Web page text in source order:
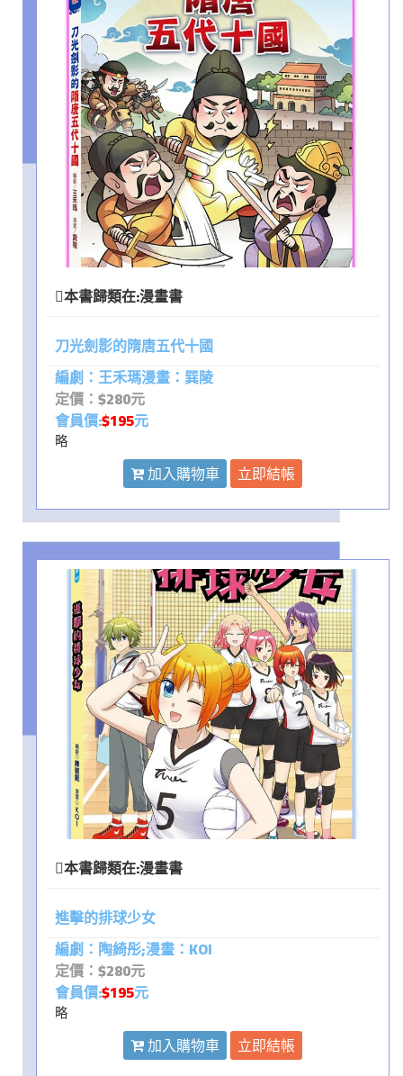
本書歸類在:漫畫書
刀光劍影的隋唐五代十國
編劇：王禾瑪漫畫：巽陵
定價：$280元
會員價:$195元
略
加入購物車 立即結帳
本書歸類在:漫畫書
進擊的排球少女
編劇：陶綺彤;漫畫：KOI
定價：$280元
會員價:$195元
略
加入購物車 立即結帳